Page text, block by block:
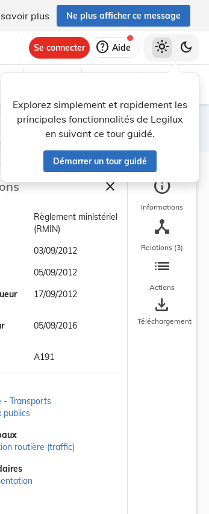
savoir plus Ne plus afficher ce message
Se connecter help Aide
Explorez simplement et rapidement les
principales fonctionnalités de Legilux
en suivant ce tour guidé.
Démarrer un tour guidé
light_mode dark_mode
C
Lancer la recherche
Filtres
closeFermer la barre
Règlement ministériel
(RMIN)
03/09/2012
05/09/2012
17/09/2012
05/09/2016
A191
- Transports
publics
routière (traffic)
info
Informations
device_hub
Relations (3)
list
Actions
save_alt
Téléchargement